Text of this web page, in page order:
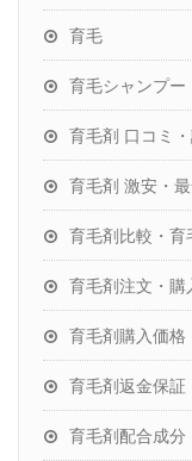
育毛
育毛シャンプー
育毛剤 口コミ
育毛剤 激安・
育毛剤比較・
育毛剤注文・購
育毛剤購入価格
育毛剤返金保証
育毛剤配合成分